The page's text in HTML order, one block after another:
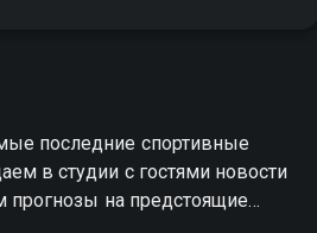
последние спортивные
в студии с гостями новости
прогнозы на предстоящие